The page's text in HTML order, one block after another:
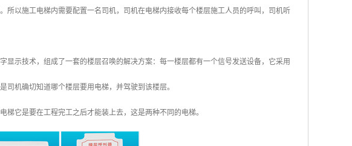
以施工电梯内需要配置一名司机，司机在电梯内接收每个楼层施工人员的呼叫，司机听
示技术，组成了一套的楼层召唤的解决方案：每一楼层都有一个信号发送设备，它采用
机确切知道哪个楼层要用电梯，并驾驶到该楼层。
它是要在工程完工之后才能装上去，这是两种不同的电梯。